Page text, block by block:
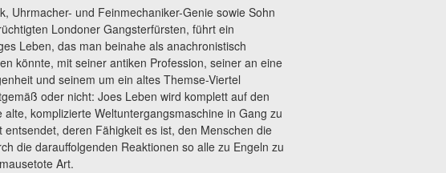
Uhrmacher- und Feinmechaniker-Genie sowie Sohn
Londoner Gangsterfürsten, führt ein
Leben, das man beinahe als anachronistisch
könnte, mit seiner antiken Profession, seiner an eine
und seinem um ein altes Themse-Viertel
oder nicht: Joes Leben wird komplett auf den
komplizierte Weltuntergangsmaschine in Gang zu
deren Fähigkeit es ist, den Menschen die
die darauffolgenden Reaktionen so alle zu Engeln zu
Art.